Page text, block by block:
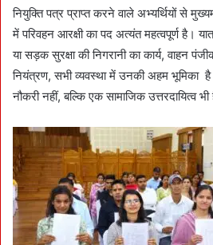
नियुक्ति पत्र प्राप्त करने वाले अभ्यर्थियों से
में परिवहन आरक्षी का पद अत्यंत महत्वपूर्ण है।
या सड़क सुरक्षा की निगरानी का कार्य, वाहन
नियंत्रण, सभी व्यवस्था में उनकी अहम भूमिका
नौकरी नहीं, बल्कि एक सामाजिक उत्तरदायित्व भी